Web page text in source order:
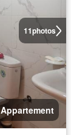
11photos
Appartement